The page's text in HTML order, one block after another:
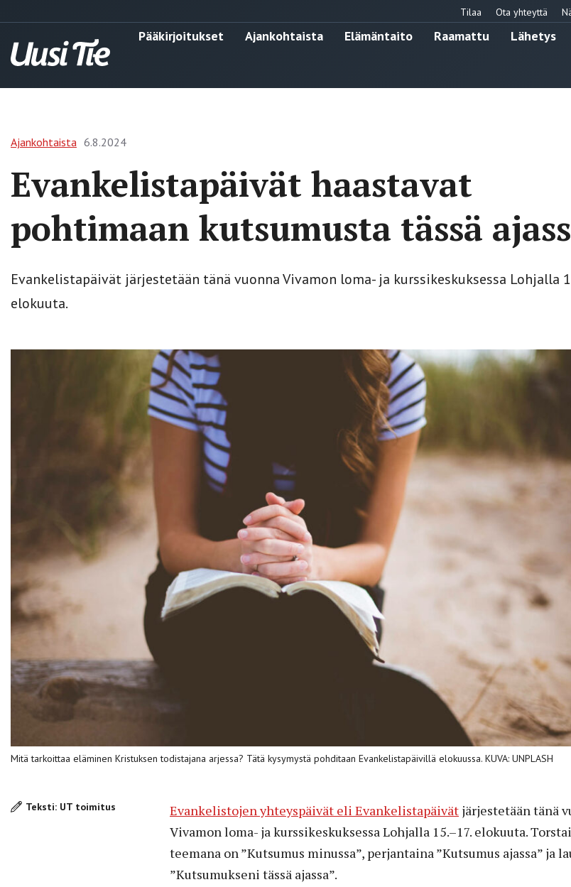
Tilaa Ota yhteyttä
Pääkirjoitukset Ajankohtaista Elämäntaito Raamattu Lähetys
Ajankohtaista 6.8.2024
Evankelistapäivät haastavat
pohtimaan kutsumusta tässä
Evankelistapäivät järjestetään tänä vuonna Vivamon loma- ja kurssikeskuksessa Lohjalla
elokuuta.
Mitä tarkoittaa eläminen Kristuksen todistajana arjessa? Tätä kysymystä pohditaan Evankelistapäivillä elokuussa. KUVA: UNPLASH
Teksti: UT toimitus Evankelistojen yhteyspäivät eli Evankelistapäivät järjestetään tänä
Vivamon loma- ja kurssikeskuksessa Lohjalla 15.–17. elokuuta.
teemana on ”Kutsumus minussa”, perjantaina ”Kutsumus ajassa” ja
”Kutsumukseni tässä ajassa”.